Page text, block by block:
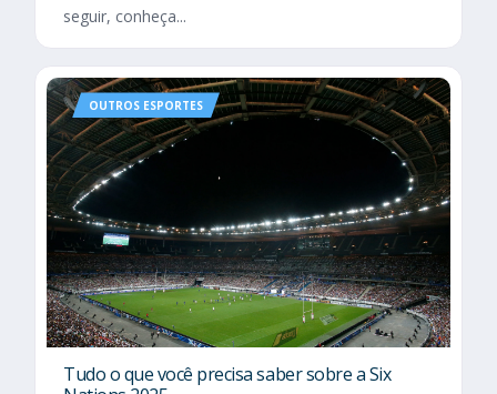
seguir, conheça...
OUTROS ESPORTES
Tudo o que você precisa saber sobre a Six